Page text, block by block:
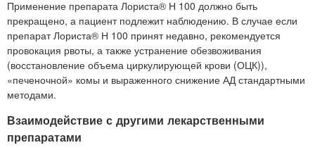
Применение препарата Лориста® Н 100 должно быть
прекращено, а пациент подлежит наблюдению. В случае если
препарат Лориста® Н 100 принят недавно, рекомендуется
провокация рвоты, а также устранение обезвоживания
(восстановление объема циркулирующей крови (ОЦК)),
«печеночной» комы и выраженного снижение АД стандартными
методами.
Взаимодействие с другими лекарственными
препаратами